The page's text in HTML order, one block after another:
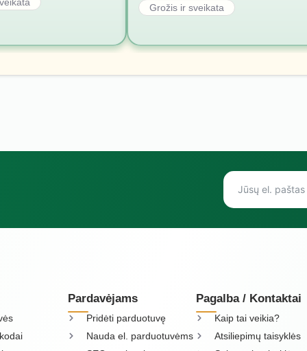
Grožis ir sveikata
Pardavėjams
Pridėti parduotuvę
Nauda el. parduotuvėms
Pagalba / Kontaktai
Kaip tai veikia?
Atsiliepimų taisyklės